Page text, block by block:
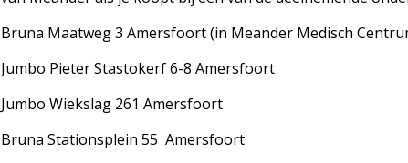
Bruna Maatweg 3 Amersfoort (in Meander Medisch
Jumbo Pieter Stastokerf 6-8 Amersfoort
Jumbo Wiekslag 261 Amersfoort
Bruna Stationsplein 55 Amersfoort